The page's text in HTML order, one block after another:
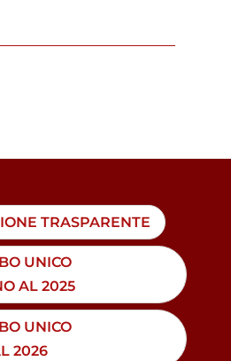
TRASPARENTE
UNICO
AL 2025
UNICO
2026